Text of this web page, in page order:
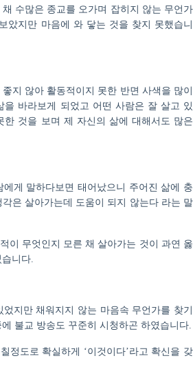
수많은 종교를 오가며 잡히지 않는 무언가
았지만 마음에 와 닿는 것을 찾지 못했습니
지 않아 활동적이지 못한 반면 사색을 많이
바라보게 되었고 어떤 사람은 잘 살고 있
한 것을 보며 제 자신의 삶에 대해서도 많은
게 말하다보면 태어났으니 주어진 삶에 충
은 살아가는데 도움이 되지 않는다 라는 말
이 무엇인지 모른 채 살아가는 것이 과연 옳
니다
지만 채워지지 않는 마음속 무언가를 찾기
불교 방송도 꾸준히 시청하곤 하였습니다
칠정도로 확실하게 ‘이것이다’라고 확신을 갖